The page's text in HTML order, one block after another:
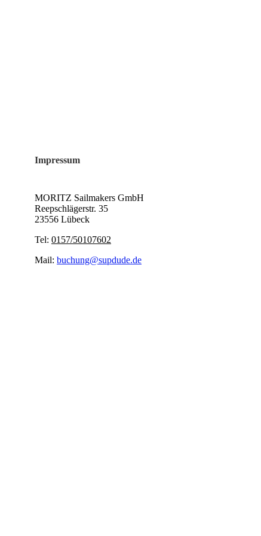
Impressum
MORITZ Sailmakers GmbH
Reepschlägerstr. 35
23556 Lübeck
Tel: 0157/50107602
Mail: buchung@supdude.de